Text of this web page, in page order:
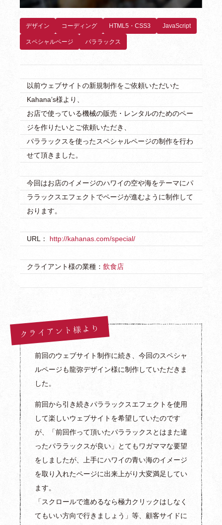
デザイン コーディング HTML5・CSS3 JavaScript
スペシャルページ パララックス
以前ウェブサイトの新規制作をご依頼いただいた
Kahana’s様より、
お店で使っている機械の販売・レンタルのためのペー
ジを作りたいとご依頼いただき、
パララックスを使ったスペシャルページの制作を行わ
せて頂きました。
今回はお店のイメージのハワイの空や海をテーマにパ
ララックスエフェクトでページが進むように制作して
おります。
URL： http://kahanas.com/special/
クライアント様の業種： 飲食店
クライアント様より
前回のウェブサイト制作に続き、今回のスペシャ
ルページも龍弥デザイン様に制作していただきま
した。
前回から引き続きパララックスエフェクトを使用
して楽しいウェブサイトを希望していたのです
が、「前回作って頂いたパララックスとはまた違
ったパララックスが良い」とてもワガママな要望
をしましたが、上手にハワイの青い海のイメージ
を取り入れたページに出来上がり大変満足してい
ます。
「スクロールで進めるなら極力クリックはしなく
てもいい方向で行きましょう」等、顧客サイドに
トップページ
龍弥デザインとは
主な事業内容
制作実績
制作の流れ
制作料金